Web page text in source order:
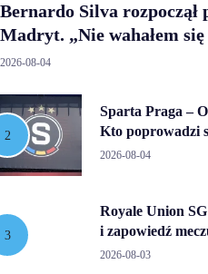
Bernardo Silva rozpoczął
Madryt. „Nie wahałem
2026-08-04
Sparta Praga –
Kto poprowadzi
2026-08-04
Royale Union
i zapowiedź
2026-08-03